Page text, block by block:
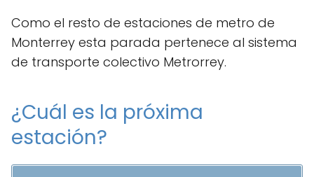
Como el resto de estaciones de metro de
Monterrey esta parada pertenece al sistema
de transporte colectivo Metrorrey.
¿Cuál es la próxima
estación?